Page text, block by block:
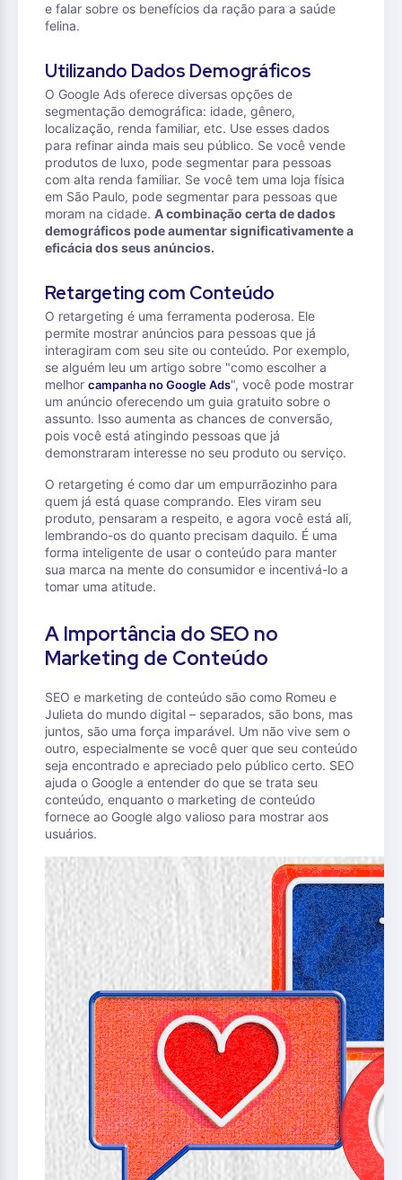
e falar sobre os benefícios da ração para a saúde
felina.
Utilizando Dados Demográficos
O Google Ads oferece diversas opções de
segmentação demográfica: idade, gênero,
localização, renda familiar, etc. Use esses dados
para refinar ainda mais seu público. Se você vende
produtos de luxo, pode segmentar para pessoas
com alta renda familiar. Se você tem uma loja física
em São Paulo, pode segmentar para pessoas que
moram na cidade. A combinação certa de dados
demográficos pode aumentar significativamente a
eficácia dos seus anúncios.
Retargeting com Conteúdo
O retargeting é uma ferramenta poderosa. Ele
permite mostrar anúncios para pessoas que já
interagiram com seu site ou conteúdo. Por exemplo,
se alguém leu um artigo sobre "como escolher a
melhor campanha no Google Ads", você pode mostrar
um anúncio oferecendo um guia gratuito sobre o
assunto. Isso aumenta as chances de conversão,
pois você está atingindo pessoas que já
demonstraram interesse no seu produto ou serviço.
O retargeting é como dar um empurrãozinho para
quem já está quase comprando. Eles viram seu
produto, pensaram a respeito, e agora você está ali,
lembrando-os do quanto precisam daquilo. É uma
forma inteligente de usar o conteúdo para manter
sua marca na mente do consumidor e incentivá-lo a
tomar uma atitude.
A Importância do SEO no
Marketing de Conteúdo
SEO e marketing de conteúdo são como Romeu e
Julieta do mundo digital – separados, são bons, mas
juntos, são uma força imparável. Um não vive sem o
outro, especialmente se você quer que seu conteúdo
seja encontrado e apreciado pelo público certo. SEO
ajuda o Google a entender do que se trata seu
conteúdo, enquanto o marketing de conteúdo
fornece ao Google algo valioso para mostrar aos
usuários.